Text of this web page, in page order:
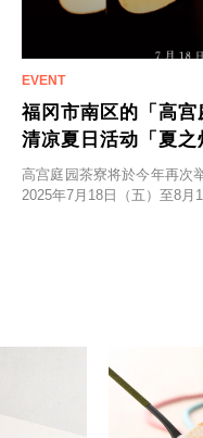
福冈市南区的「高
清凉夏日活动「夏
高宫庭园茶寮将於今年再次
2025年7月18日（五）至8月